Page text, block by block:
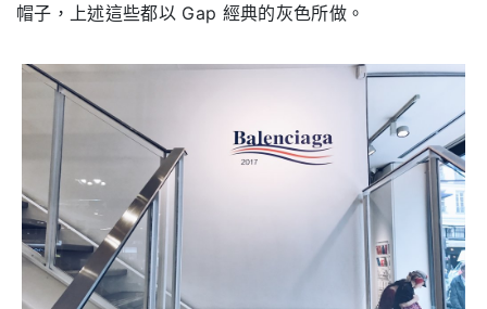
帽子，上述這些都以 Gap 經典的灰色所做。